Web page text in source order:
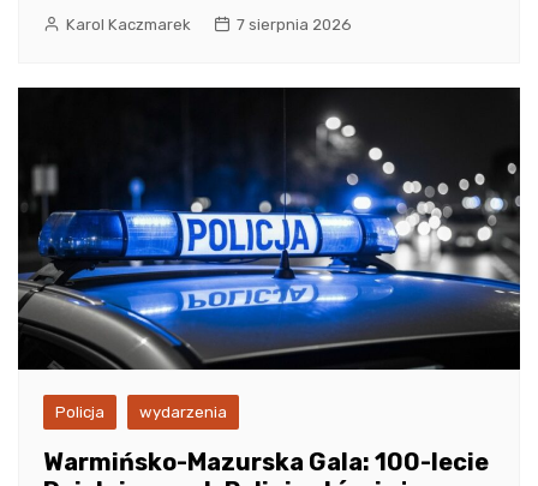
Karol Kaczmarek 7 sierpnia 2026
Policja wydarzenia
Warmińsko-Mazurska Gala: 100-lecie